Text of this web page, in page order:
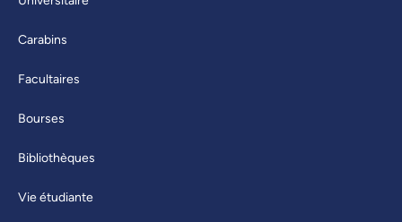
Carabins
Facultaires
Bourses
Bibliothèques
Vie étudiante